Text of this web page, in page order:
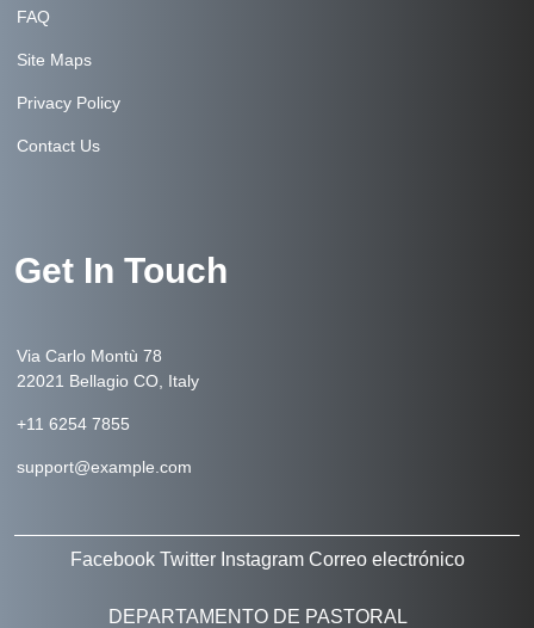
FAQ
Site Maps
Privacy Policy
Contact Us
Get In Touch
Via Carlo Montù 78
22021 Bellagio CO, Italy
+11 6254 7855
support@example.com
Facebook Twitter Instagram Correo electrónico
DEPARTAMENTO DE PASTORAL